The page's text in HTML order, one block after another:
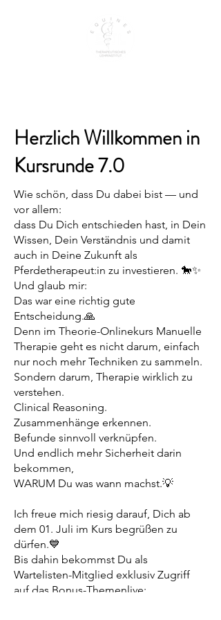
Herzlich Willkommen in
Kursrunde 7.0
Wie schön, dass Du dabei bist — und
vor allem:
dass Du Dich entschieden hast, in Dein
Wissen, Dein Verständnis und damit
auch in Deine Zukunft als
Pferdetherapeut:in zu investieren. 🐎✨
Und glaub mir:
Das war eine richtig gute
Entscheidung.🙏
Denn im Theorie-Onlinekurs Manuelle
Therapie geht es nicht darum, einfach
nur noch mehr Techniken zu sammeln.
Sondern darum, Therapie wirklich zu
verstehen.
Clinical Reasoning.
Zusammenhänge erkennen.
Befunde sinnvoll verknüpfen.
Und endlich mehr Sicherheit darin
bekommen,
WARUM Du was wann machst.💡
Ich freue mich riesig darauf, Dich ab
dem 01. Juli im Kurs begrüßen zu
dürfen.💙
Bis dahin bekommst Du als
Wartelisten-Mitglied exklusiv Zugriff
auf das Bonus-Themenlive: